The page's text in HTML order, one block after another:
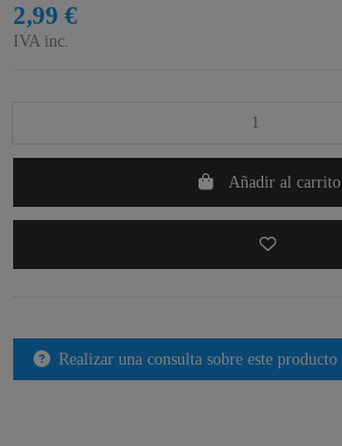
2,99 €
IVA inc.
Añadir al carrito
Realizar una consulta sobre este producto